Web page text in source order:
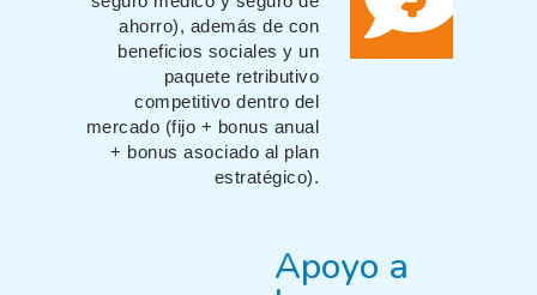
ahorro), además de con
beneficios sociales y un
paquete retributivo
competitivo dentro del
mercado (fijo + bonus anual
+ bonus asociado al plan
estratégico).
Apoyo a